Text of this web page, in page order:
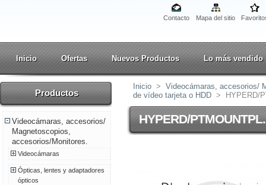
Contacto Mapa del sitio
Inicio Ofertas Nuevos Productos Lo más vendido
Productos
Videocámaras, accesorios/
Magnetoscopios,
accesorios/Monitores.
Videocámaras
Ópticas, lentes y adaptadores
ópticos
Inicio > Videocámaras, accesorios/
de vídeo tarjeta o HDD > HYPERD/
HYPERD/PTMOUNTPL.